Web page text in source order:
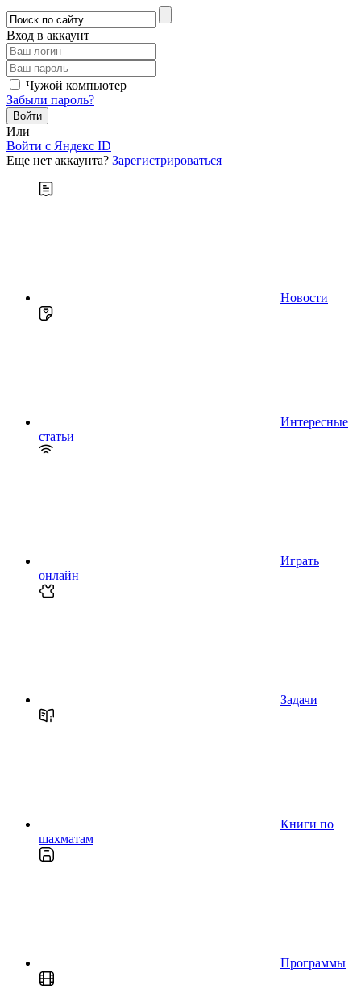
Вход в аккаунт
Чужой компьютер
Забыли пароль?
Или
Войти c Яндекс ID
Еще нет аккаунта? Зарегистрироваться
Новости
Интересные
статьи
Играть
онлайн
Задачи
Книги по
шахматам
Программы